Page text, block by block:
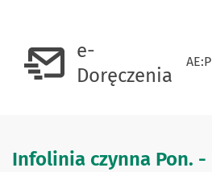
e-
Doręczenia
Infolinia czynna Pon. -